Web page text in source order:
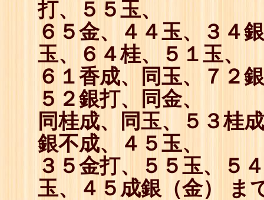
打、５５玉、
６５金、４４玉、３４
玉、６４桂、５１玉、
６１香成、同玉、７２
５２銀打、同金、
同桂成、同玉、５３桂
銀不成、４５玉、
３５金打、５５玉、５
玉、４５成銀（金） ま